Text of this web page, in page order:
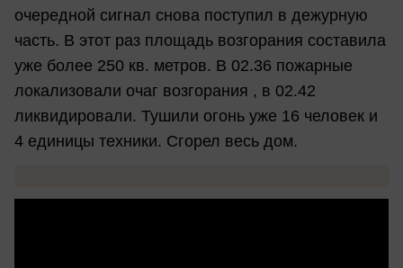
очередной сигнал снова поступил в дежурную
часть. В этот раз площадь возгорания составила
уже более 250 кв. метров. В 02.36 пожарные
локализовали очаг возгорания , в 02.42
ликвидировали. Тушили огонь уже 16 человек и
4 единицы техники. Сгорел весь дом.